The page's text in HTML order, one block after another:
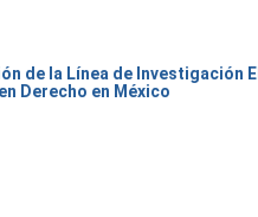
de la Línea de Investigación El
Derecho en México